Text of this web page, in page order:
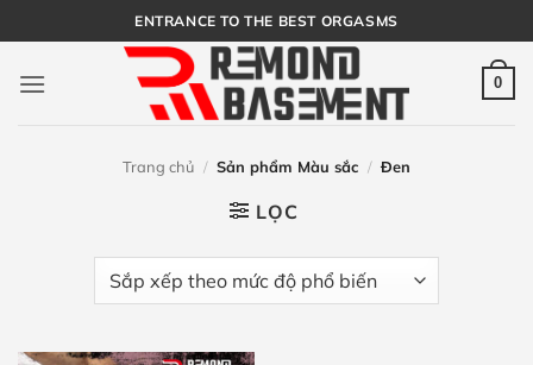
qua
nội
ENTRANCE TO THE BEST ORGASMS
0
Trang chủ / Sản phẩm Màu sắc / Đen
LỌC